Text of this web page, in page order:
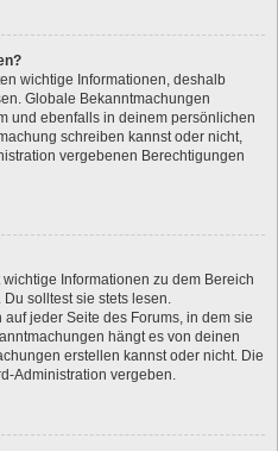
wichtige Informationen, deshalb
Globale Bekanntmachungen
und ebenfalls in deinem persönlichen
schreiben kannst oder nicht,
vergebenen Berechtigungen
Informationen zu dem Bereich
solltest sie stets lesen.
jeder Seite des Forums, in dem sie
hängt es von deinen
erstellen kannst oder nicht. Die
Administration vergeben.